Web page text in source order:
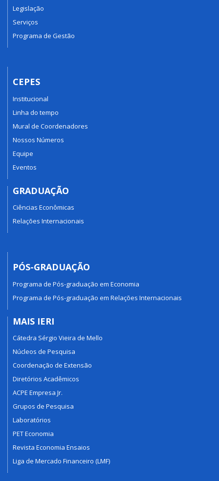
Legislação
Serviços
Programa de Gestão
CEPES
Institucional
Linha do tempo
Mural de Coordenadores
Nossos Números
Equipe
Eventos
GRADUAÇÃO
Ciências Econômicas
Relações Internacionais
PÓS-GRADUAÇÃO
Programa de Pós-graduação em Economia
Programa de Pós-graduação em Relações Internacionais
MAIS IERI
Cátedra Sérgio Vieira de Mello
Núcleos de Pesquisa
Coordenação de Extensão
Diretórios Acadêmicos
ACPE Empresa Jr.
Grupos de Pesquisa
Laboratórios
PET Economia
Revista Economia Ensaios
Liga de Mercado Financeiro (LMF)